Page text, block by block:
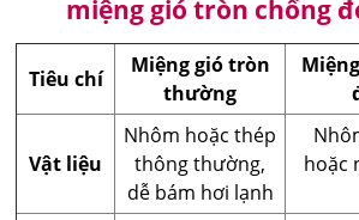
miệng gió tròn chống
Tiêu chí
Miệng gió tròn
thường
Vật liệu
Nhôm hoặc thép
thông thường,
dễ bám hơi lạnh
hoặc